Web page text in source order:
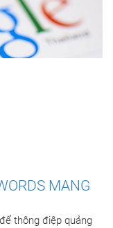
MANG
thông điệp quảng